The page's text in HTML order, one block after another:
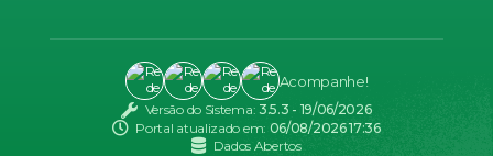
Versão do Sistema: 3.5.3 - 19/06/2026
Portal atualizado em: 06/08/2026 17:36
Dados Abertos
Acompanhe!